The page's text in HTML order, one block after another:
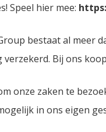
Speel hier mee:
bestaat al
Bij ons
onze zaken te
in ons eigen